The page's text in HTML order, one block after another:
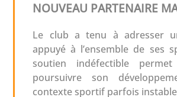
NOUVEAU PARTENAIRE
Le club a tenu à adresser
appuyé à l’ensemble de ses
soutien indéfectible
poursuivre son
contexte sportif parfois